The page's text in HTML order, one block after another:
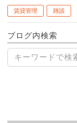
賃貸管理 雑談
ブログ内検索